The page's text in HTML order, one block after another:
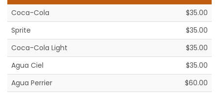
Coca-Cola
$35.00
Sprite
$35.00
Coca-Cola Light
$35.00
Agua Ciel
$35.00
Agua Perrier
$60.00